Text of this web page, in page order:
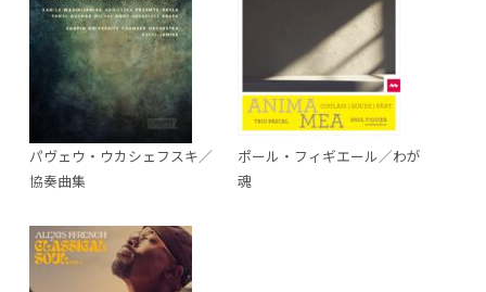
パヴェウ・ウカシェフスキ／
協奏曲集
ポール・フィギエール／わが
魂